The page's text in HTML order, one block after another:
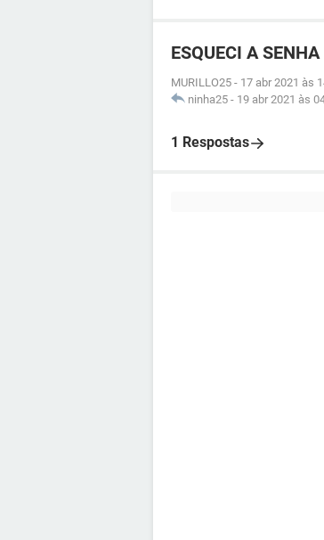
ESQUECI A
MURILLO25 - 17 abr 2021 às
ninha25 - 19 abr 2021 às
1 Respostas